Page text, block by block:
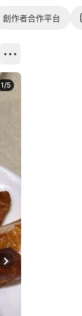
創作者合作平台
Next slide
1/5